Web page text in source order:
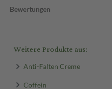
Bewertungen
Weitere Produkte aus:
Anti-Falten Creme
Coffein